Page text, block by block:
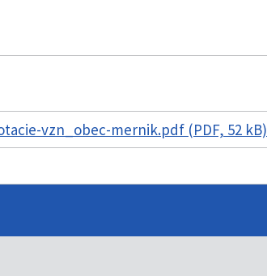
vzn_obec-mernik.pdf (PDF, 52 kB)